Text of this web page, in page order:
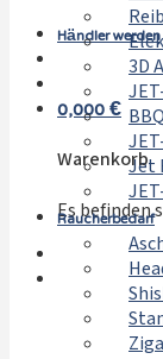
Händler werden
0,000€
Warenkorb
Es befinden
3D
Jet
Raucherbedarf